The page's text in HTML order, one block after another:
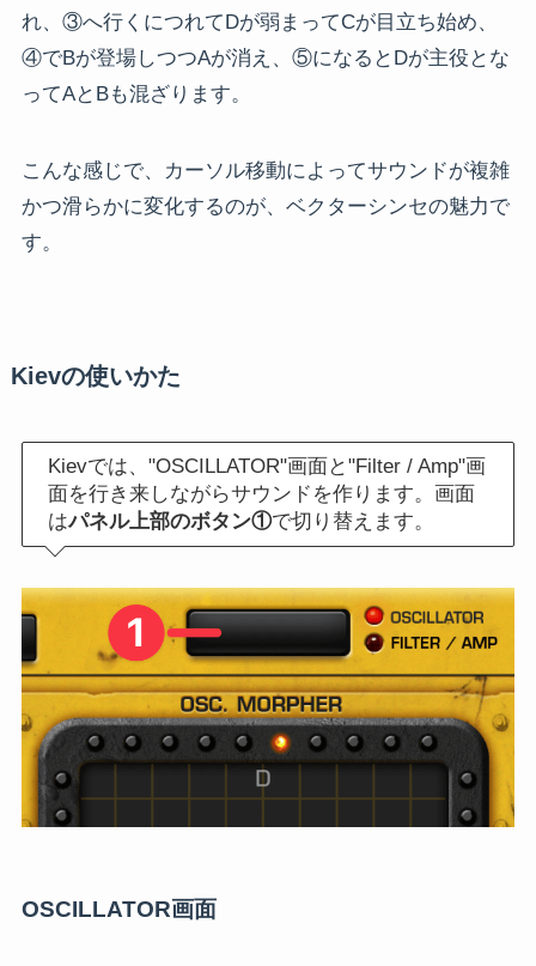
れ、③へ行くにつれてDが弱まってCが目立ち始め、
④でBが登場しつつAが消え、⑤になるとDが主役とな
ってAとBも混ざります。
こんな感じで、カーソル移動によってサウンドが複雑
かつ滑らかに変化するのが、ベクターシンセの魅力で
す。
Kievの使いかた
Kievでは、"OSCILLATOR"画面と"Filter / Amp"画
面を行き来しながらサウンドを作ります。画面
はパネル上部のボタン①で切り替えます。
OSCILLATOR画面